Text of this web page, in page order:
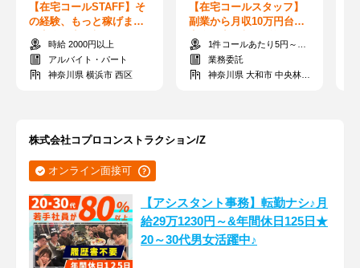
【在宅コールSTAFF】そ
の経験、もっと稼げます
★完全在宅×時給2,000円
～！WEB面接OK◎
時給 2000円以上
アルバイト・パート
神奈川県 横浜市 西区
【在宅コールスタッフ】
副業から月収10万円台も♪
完全在宅×時給換算1,300
～4,000円★
1件コールあたり5円～55円 ※時給換算1,300円～4,000円
業務委託
神奈川県 大和市 中央林間駅周辺
株式会社コプロコンストラクション/Z
オンライン面接可
【アシスタント事務】転勤ナシ♪月
給29万1230円～&年間休日125日★
20～30代男女活躍中♪